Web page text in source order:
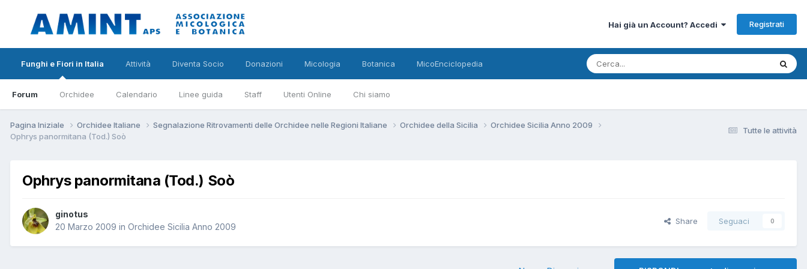
Hai già un Account? Accedi Registrati
Funghi e Fiori in Italia
Forum Orchidee Calendario Linee guida Staff Utenti Online Chi siamo
Attività Diventa Socio Donazioni Micologia Botanica MicoEnciclopedia
Tutte le attività
Pagina Iniziale Orchidee Italiane Segnalazione Ritrovamenti delle Orchidee nelle Regioni Italiane Orchidee della Sicilia
Orchidee Sicilia Anno 2009
Ophrys panormitana (Tod.) Soò
Ophrys panormitana (Tod.) Soò
ginotus
20 Marzo 2009 in Orchidee Sicilia Anno 2009
Share Seguaci 0